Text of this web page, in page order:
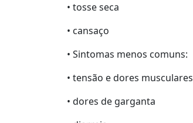
• tosse seca
• cansaço
• Sintomas menos comuns:
• tensão e dores musculares
• dores de garganta